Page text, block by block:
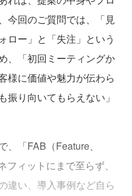
今回のご質問では、「見
ロー」と「失注」という
、「初回ミーティングか
様に価値や魅力が伝わら
振り向いてもらえない」
「FAB（Feature、
ィットにまで至らず、
違い、導入事例など自ら